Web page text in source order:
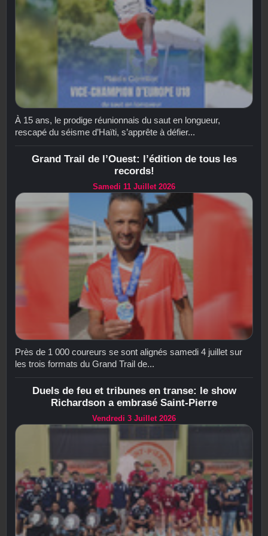
À 15 ans, le prodige réunionnais du saut en longueur,
rescapé du séisme d’Haïti, s’apprête à défier...
Grand Trail de l’Ouest: l’édition de tous les
records!
Samedi 11 Juillet 2026
Près de 1 000 coureurs se sont alignés samedi 4 juillet sur
les trois formats du Grand Trail de...
Duels de feu et tribunes en transe: le show
Richardson a embrasé Saint-Pierre
Vendredi 3 Juillet 2026